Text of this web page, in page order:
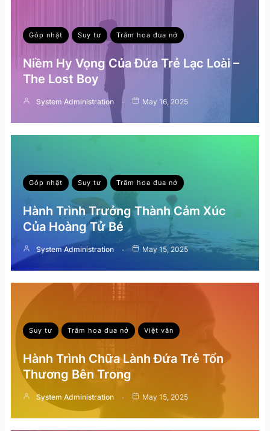
Góp nhặt Suy tư Trăm hoa đua nở
Niềm Hy Vọng Của Đứa Trẻ Lạc Loài –
The Lost Boy
System Administration May 16, 2025
Góp nhặt Suy tư Trăm hoa đua nở
Hành Trình Trưởng Thành Cảm Xúc
Của Hoàng Tử Bé
System Administration May 15, 2025
Suy tư Trăm hoa đua nở Việt văn
Hành Trình Chữa Lành Đứa Trẻ Tổn
Thương Bên Trong
System Administration May 15, 2025